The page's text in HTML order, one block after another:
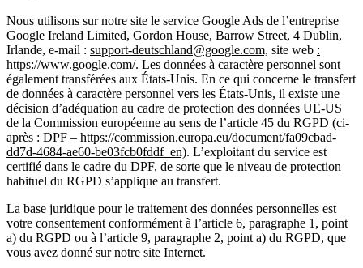
Nous utilisons sur notre site le service Google Ads de l’entreprise
Google Ireland Limited, Gordon House, Barrow Street, 4 Dublin,
Irlande, e-mail : support-deutschland@google.com, site web :
https://www.google.com/. Les données à caractère personnel sont
également transférées aux États-Unis. En ce qui concerne le transfert
de données à caractère personnel vers les États-Unis, il existe une
décision d’adéquation au cadre de protection des données UE-US
de la Commission européenne au sens de l’article 45 du RGPD (ci-
après : DPF – https://commission.europa.eu/document/fa09cbad-
dd7d-4684-ae60-be03fcb0fddf_en). L’exploitant du service est
certifié dans le cadre du DPF, de sorte que le niveau de protection
habituel du RGPD s’applique au transfert.
La base juridique pour le traitement des données personnelles est
votre consentement conformément à l’article 6, paragraphe 1, point
a) du RGPD ou à l’article 9, paragraphe 2, point a) du RGPD, que
vous avez donné sur notre site Internet.